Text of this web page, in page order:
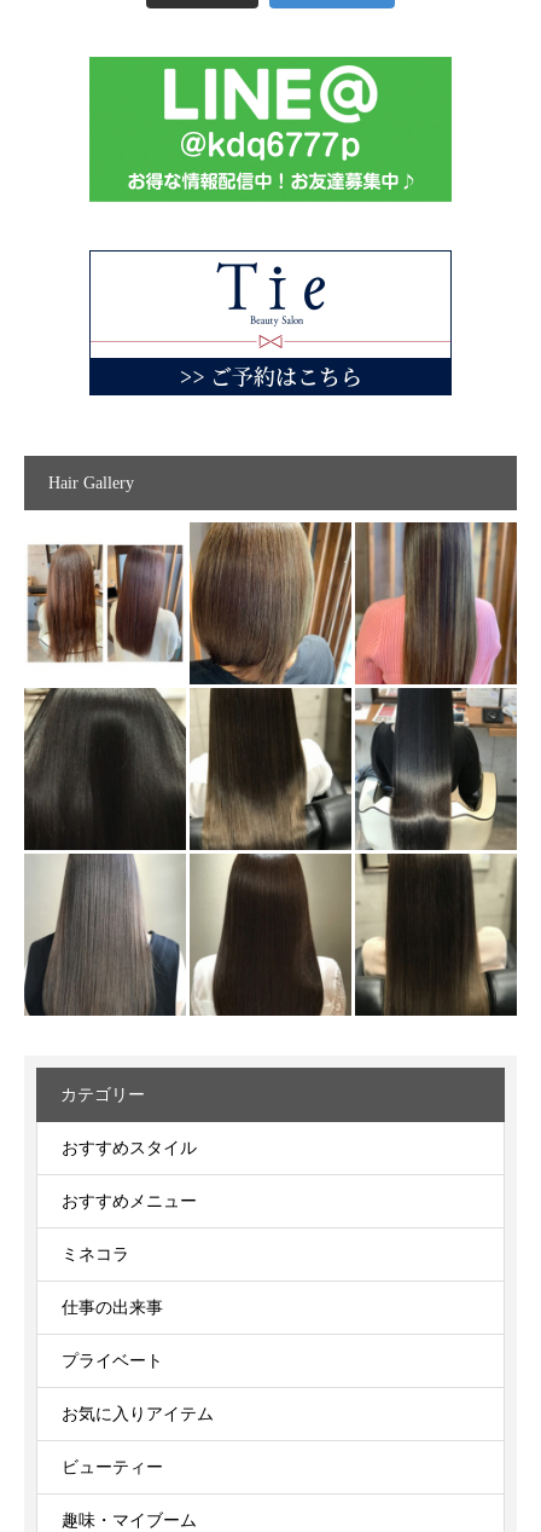
Hair Gallery
カテゴリー
おすすめスタイル
おすすめメニュー
ミネコラ
仕事の出来事
プライベート
お気に入りアイテム
ビューティー
趣味・マイブーム